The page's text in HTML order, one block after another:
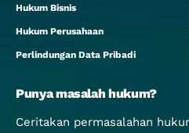
Hukum Bisnis
Hukum Perusahaan
Perlindungan Data Pribadi
Punya masalah hukum?
Ceritakan permasalahan